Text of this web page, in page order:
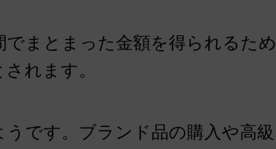
まとまった金額を得られるた
れます。
です。ブランド品の購入や高